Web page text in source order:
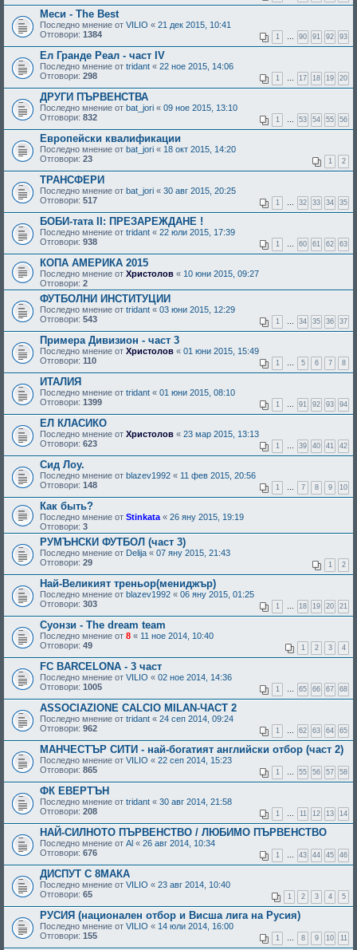
Меси - The Best
Последно мнение от VILIO « 21 дек 2015, 10:41
Отговори: 1384 1 … 90 91 92 93
Ел Гранде Реал - част IV
Последно мнение от tridant « 22 ное 2015, 14:06
Отговори: 298 1 … 17 18 19 20
ДРУГИ ПЪРВЕНСТВА
Последно мнение от bat_jori « 09 ное 2015, 13:10
Отговори: 832 1 … 53 54 55 56
Европейски квалификации
Последно мнение от bat_jori « 18 окт 2015, 14:20
Отговори: 23 1 2
ТРАНСФЕРИ
Последно мнение от bat_jori « 30 авг 2015, 20:25
Отговори: 517 1 … 32 33 34 35
БОБИ-тата II: ПРЕЗАРЕЖДАНЕ !
Последно мнение от tridant « 22 юли 2015, 17:39
Отговори: 938 1 … 60 61 62 63
КОПА АМЕРИКА 2015
Последно мнение от Христолов « 10 юни 2015, 09:27
Отговори: 2
ФУТБОЛНИ ИНСТИТУЦИИ
Последно мнение от tridant « 03 юни 2015, 12:29
Отговори: 543 1 … 34 35 36 37
Примера Дивизион - част 3
Последно мнение от Христолов « 01 юни 2015, 15:49
Отговори: 110 1 … 5 6 7 8
ИТАЛИЯ
Последно мнение от tridant « 01 юни 2015, 08:10
Отговори: 1399 1 … 91 92 93 94
ЕЛ КЛАСИКО
Последно мнение от Христолов « 23 мар 2015, 13:13
Отговори: 623 1 … 39 40 41 42
Сид Лоу.
Последно мнение от blazev1992 « 11 фев 2015, 20:56
Отговори: 148 1 … 7 8 9 10
Как быть?
Последно мнение от Stinkata « 26 яну 2015, 19:19
Отговори: 3
РУМЪНСКИ ФУТБОЛ (част 3)
Последно мнение от Delija « 07 яну 2015, 21:43
Отговори: 29 1 2
Най-Великият треньор(мениджър)
Последно мнение от blazev1992 « 06 яну 2015, 01:25
Отговори: 303 1 … 18 19 20 21
Суонзи - The dream team
Последно мнение от 8 « 11 ное 2014, 10:40
Отговори: 49 1 2 3 4
FC BARCELONA - 3 част
Последно мнение от VILIO « 02 ное 2014, 14:36
Отговори: 1005 1 … 65 66 67 68
ASSOCIAZIONE CALCIO MILAN-ЧАСТ 2
Последно мнение от tridant « 24 сеп 2014, 09:24
Отговори: 962 1 … 62 63 64 65
МАНЧЕСТЪР СИТИ - най-богатият английски отбор (част 2)
Последно мнение от VILIO « 22 сеп 2014, 15:23
Отговори: 865 1 … 55 56 57 58
ФК ЕВЕРТЪН
Последно мнение от tridant « 30 авг 2014, 21:58
Отговори: 208 1 … 11 12 13 14
НАЙ-СИЛНОТО ПЪРВЕНСТВО / ЛЮБИМО ПЪРВЕНСТВО
Последно мнение от Al « 26 авг 2014, 10:34
Отговори: 676 1 … 43 44 45 46
ДИСПУТ С 8МАКА
Последно мнение от VILIO « 23 авг 2014, 10:40
Отговори: 65 1 2 3 4 5
РУСИЯ (национален отбор и Висша лига на Русия)
Последно мнение от VILIO « 14 юли 2014, 16:00
Отговори: 155 1 … 8 9 10 11